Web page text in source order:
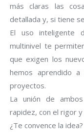
más claras las
detallada y, si tiene
El uso inteligente
multinivel te
que exigen los
hemos aprendido
proyectos.
La unión de
rapidez, con el rigor
¿Te convence la idea?